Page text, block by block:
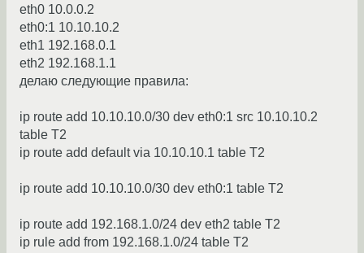
eth0 10.0.0.2
eth0:1 10.10.10.2
eth1 192.168.0.1
eth2 192.168.1.1
делаю следующие правила:
ip route add 10.10.10.0/30 dev eth0:1 src 10.10.10.2
table T2
ip route add default via 10.10.10.1 table T2
ip route add 10.10.10.0/30 dev eth0:1 table T2
ip route add 192.168.1.0/24 dev eth2 table T2
ip rule add from 192.168.1.0/24 table T2